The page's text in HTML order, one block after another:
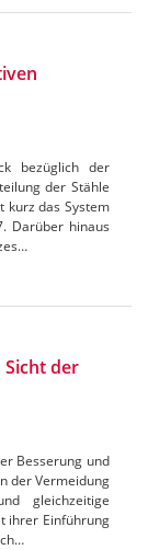
bezüglich der
der Stähle
kurz das System
Darüber hinaus
der
Besserung und
der Vermeidung
gleichzeitige
ihrer Einführung